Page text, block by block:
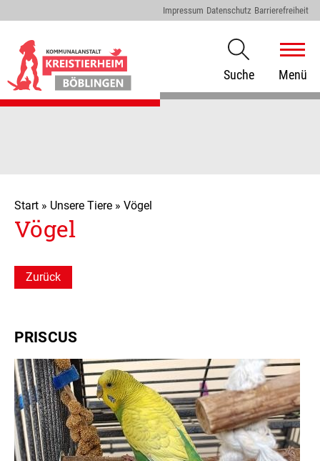
Impressum Datenschutz Barrierefreiheit
Suche Menü
Start » Unsere Tiere » Vögel
Vögel
Zurück
PRISCUS